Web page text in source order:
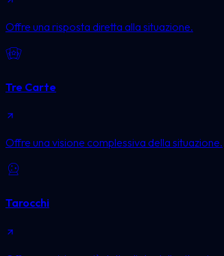
Offre una risposta diretta alla situazione.
Tre Carte
Offre una visione complessiva della situazione.
Tarocchi